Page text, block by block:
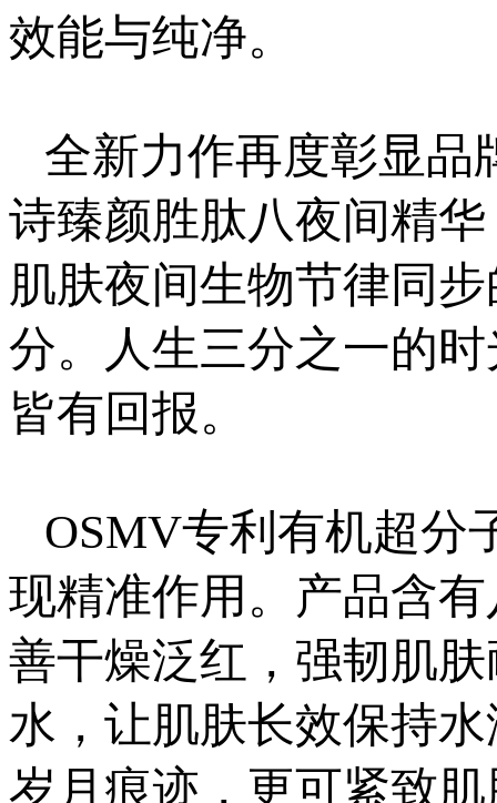
效能与纯净。
全新力作再度彰显品
诗臻颜胜肽八夜间精华
肌肤夜间生物节律同
分。人生三分之一的
皆有回报。
OSMV专利有机超分
现精准作用。产品含
善干燥泛红，强韧肌
水，让肌肤长效保持
岁月痕迹，更可紧致